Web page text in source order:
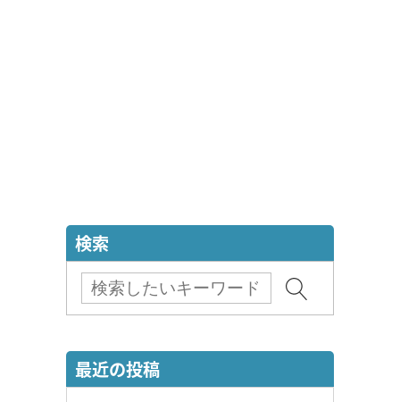
検索
最近の投稿